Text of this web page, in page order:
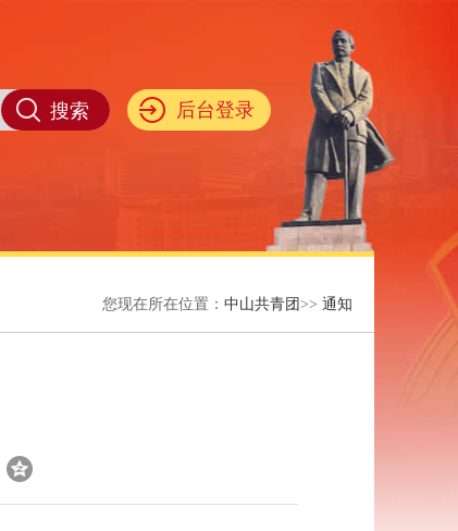
后台登录
您现在所在位置： 中山共青团 >> 通知